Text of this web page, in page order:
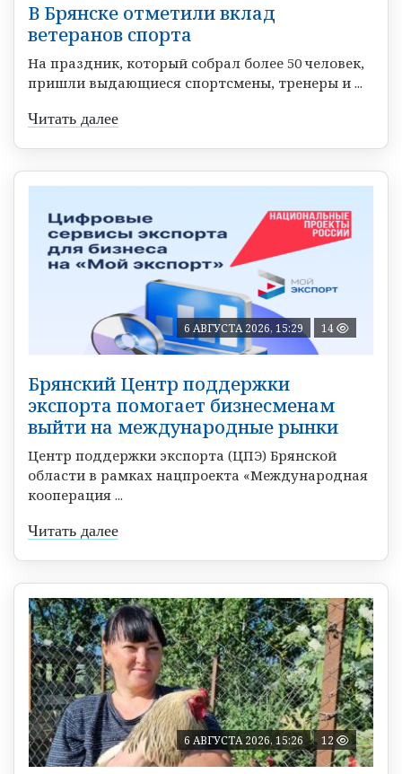
В Брянске отметили вклад
ветеранов спорта
На праздник, который собрал более 50 человек,
пришли выдающиеся спортсмены, тренеры и ...
Читать далее
6 АВГУСТА 2026, 15:29 14
Брянский Центр поддержки
экспорта помогает бизнесменам
выйти на международные рынки
Центр поддержки экспорта (ЦПЭ) Брянской
области в рамках нацпроекта «Международная
кооперация ...
Читать далее
6 АВГУСТА 2026, 15:26 12